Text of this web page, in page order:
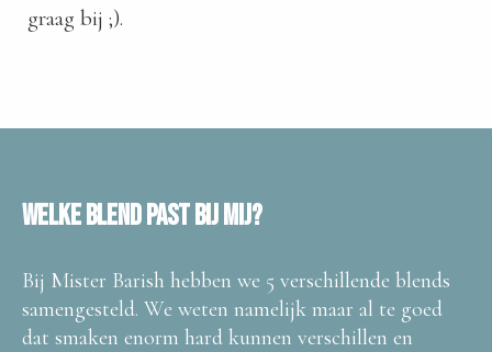
graag bij ;).
Welke blend past bij mij?
Bij Mister Barish hebben we 5 verschillende blends
samengesteld. We weten namelijk maar al te goed
dat smaken enorm hard kunnen verschillen en
van